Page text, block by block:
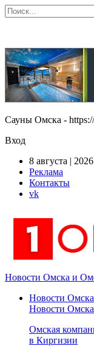
Сауны Омска -
Вход
8 августа |
Реклама
Контакты
vk
Новости Омска и
Новости Омска
Новости Омска
Омская
в Киргизии